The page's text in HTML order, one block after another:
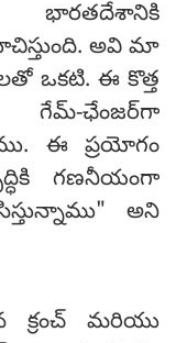
భారతదేశానికి
అవి మా
ఒకటి. ఈ కొత్త
గేమ్-ఛేంజర్‌గా
ఈ ప్రయోగం
గణనీయంగా
అని
మరియు